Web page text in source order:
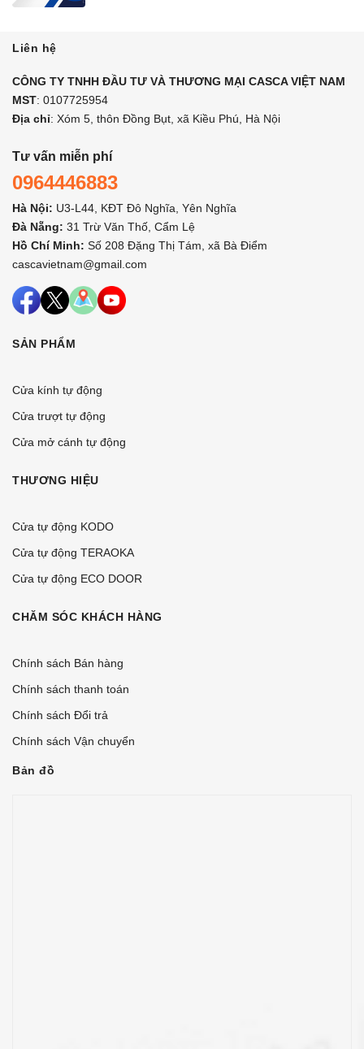
Liên hệ
CÔNG TY TNHH ĐẦU TƯ VÀ THƯƠNG MẠI CASCA VIỆT NAM
MST: 0107725954
Địa chỉ: Xóm 5, thôn Đồng Bụt, xã Kiều Phú, Hà Nội
Tư vấn miễn phí
0964446883
Hà Nội: U3-L44, KĐT Đô Nghĩa, Yên Nghĩa
Đà Nẵng: 31 Trừ Văn Thố, Cẩm Lệ
Hồ Chí Minh: Số 208 Đặng Thị Tám, xã Bà Điểm
cascavietnam@gmail.com
SẢN PHẨM
Cửa kính tự động
Cửa trượt tự động
Cửa mở cánh tự động
THƯƠNG HIỆU
Cửa tự động KODO
Cửa tự động TERAOKA
Cửa tự động ECO DOOR
CHĂM SÓC KHÁCH HÀNG
Chính sách Bán hàng
Chính sách thanh toán
Chính sách Đổi trả
Chính sách Vận chuyển
Bản đồ